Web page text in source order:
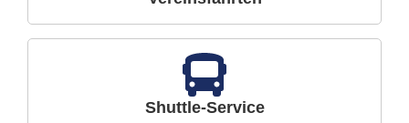
Shuttle-Service